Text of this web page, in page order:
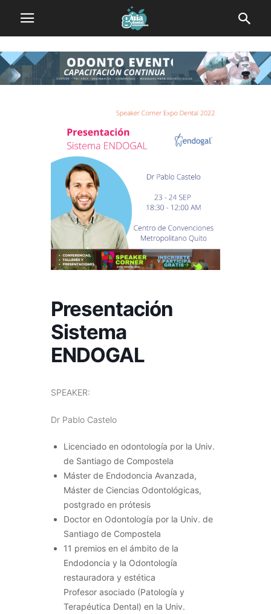
Presentación
Sistema
ENDOGAL
SPEAKER:
Dr Pablo Castelo
Licenciado en odontología por la Univ.
de Santiago de Compostela
Máster de Endodoncia Avanzada,
Máster de Ciencias Odontológicas,
postgrado en prótesis
Doctor en Odontología por la Univ. de
Santiago de Compostela
11 premios en el ámbito de la
Endodoncia y la Odontología
restauradora y estética
Profesor asociado (Patología y
Terapéutica Dental) en la Univ.